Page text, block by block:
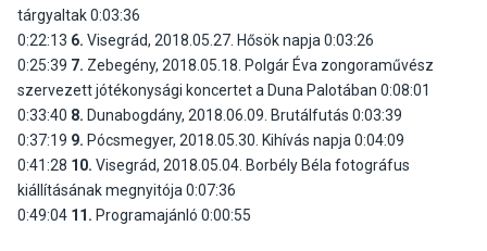
tárgyaltak 0:03:36
0:22:13 6. Visegrád, 2018.05.27. Hősök napja 0:03:26
0:25:39 7. Zebegény, 2018.05.18. Polgár Éva zongoraművész
szervezett jótékonysági koncertet a Duna Palotában 0:08:01
0:33:40 8. Dunabogdány, 2018.06.09. Brutálfutás 0:03:39
0:37:19 9. Pócsmegyer, 2018.05.30. Kihívás napja 0:04:09
0:41:28 10. Visegrád, 2018.05.04. Borbély Béla fotográfus
kiállításának megnyitója 0:07:36
0:49:04 11. Programajánló 0:00:55